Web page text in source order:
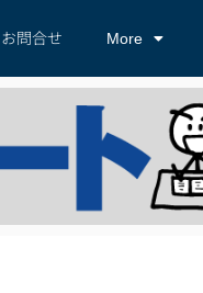
お問合せ More